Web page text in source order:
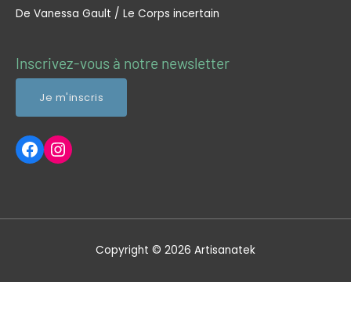
De Vanessa Gault / Le Corps incertain
Inscrivez-vous à notre newsletter
Je m'inscris
Copyright © 2026 Artisanatek